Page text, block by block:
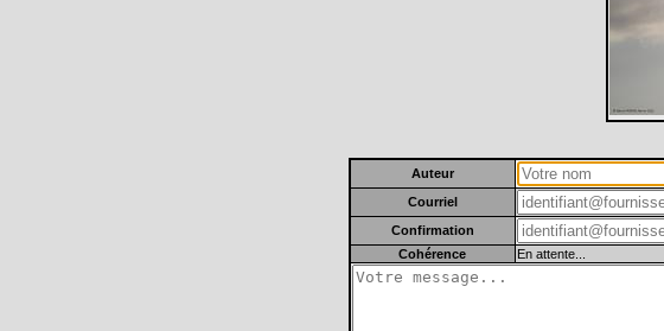
Auteur
Courriel
Confirmation
Cohérence
En attente...